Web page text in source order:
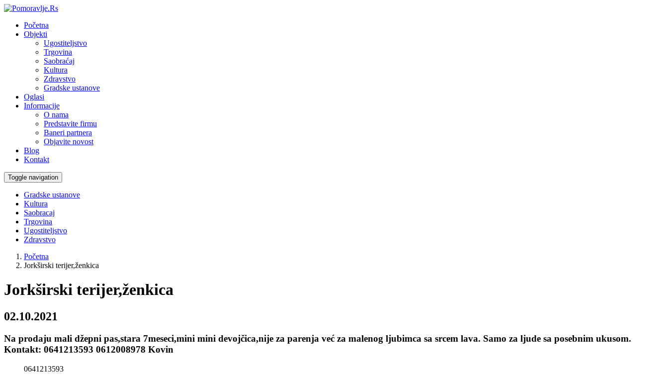
Početna
Objekti
Ugostiteljstvo
Trgovina
Saobraćaj
Kultura
Zdravstvo
Gradske ustanove
Oglasi
Informacije
O nama
Predstavite firmu
Baneri partnera
Objavite novost
Blog
Kontakt
Toggle navigation
Gradske ustanove
Kultura
Saobracaj
Trgovina
Ugostiteljstvo
Zdravstvo
Početna
Jorkširski terijer,ženkica
Jorkširski terijer,ženkica
02.10.2021
Na prodaju mali džepni pas,stara 7meseci,mini mini devojčica,nije za parenja već za malenog ljubimca sa srcem lava. Samo za ljude sa posebnim ukusom.
Kontakt: 0641213593 0612008978 Kovin
0641213593